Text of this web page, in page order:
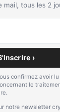
tous les 2
›
confirmez avoir
le
notre newsletter